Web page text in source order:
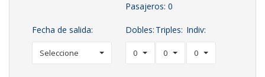
Fecha de salida:
Seleccione
Pasajeros: 0
Dobles:
0
Triples:
0
Indiv:
0